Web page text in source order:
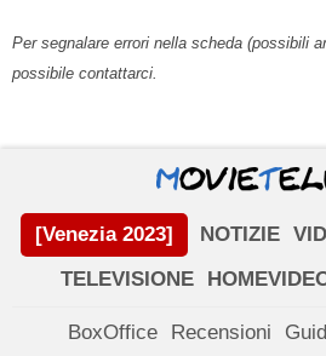
Per segnalare errori nella scheda (possibili
possibile contattarci.
[Venezia 2023] NOTIZIE
TELEVISIONE
BoxOffice Recensioni